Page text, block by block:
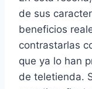
de sus
beneficios
contrastarlas
que ya lo han
de teletienda.